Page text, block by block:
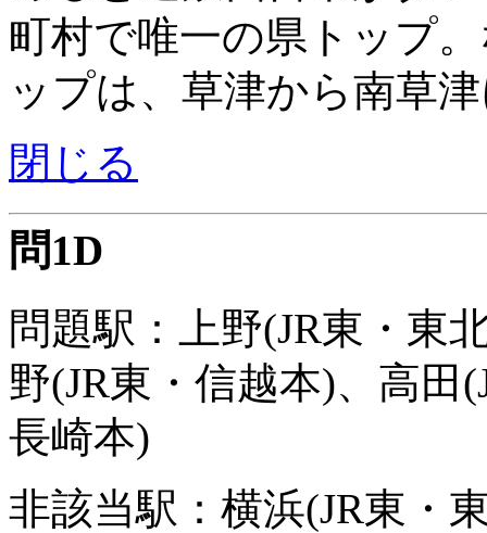
町村で唯一の県トップ
ップは、草津から南草
閉じる
問1D
問題駅：上野(JR東・東
野(JR東・信越本)、高田
長崎本)
非該当駅：横浜(JR東・